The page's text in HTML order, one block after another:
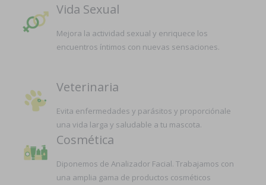
Vida Sexual
Mejora la actividad sexual y enriquece los
encuentros íntimos con nuevas sensaciones.
Veterinaria
Evita enfermedades y parásitos y proporciónale
una vida larga y saludable a tu mascota.
Cosmética
Diponemos de Analizador Facial. Trabajamos con
una amplia gama de productos cosméticos